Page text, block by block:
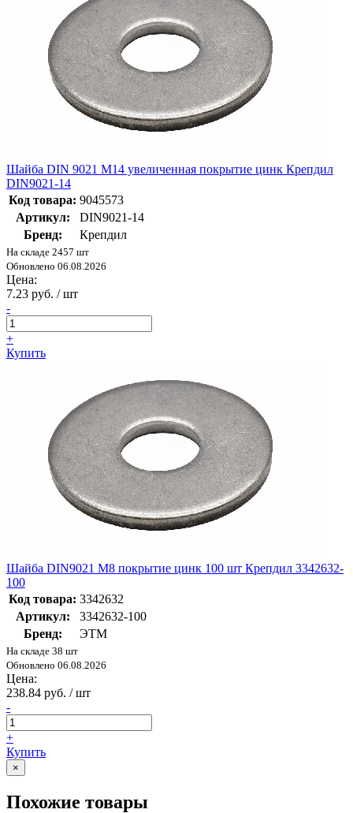
Шайба DIN 9021 М14 увеличенная покрытие цинк Крепдил
DIN9021-14
Код товара: 9045573
Артикул:
DIN9021-14
Бренд:
Крепдил
На складе 2457 шт
Обновлено 06.08.2026
Цена:
7.23 руб. / шт
-
+
Купить
Шайба DIN9021 М8 покрытие цинк 100 шт Крепдил 3342632-
100
Код товара: 3342632
Артикул:
3342632-100
Бренд:
ЭТМ
На складе 38 шт
Обновлено 06.08.2026
Цена:
238.84 руб. / шт
-
+
Купить
×
Похожие товары